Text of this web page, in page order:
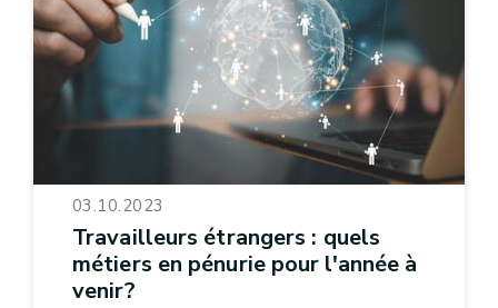
03.10.2023
Travailleurs étrangers : quels
métiers en pénurie pour l'année à
venir?